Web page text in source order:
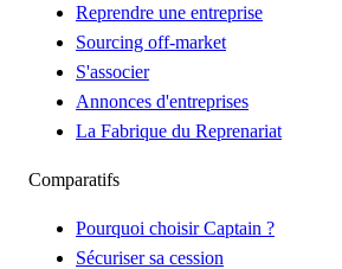
Reprendre une entreprise
Sourcing off-market
S'associer
Annonces d'entreprises
La Fabrique du Reprenariat
Comparatifs
Pourquoi choisir Captain ?
Sécuriser sa cession